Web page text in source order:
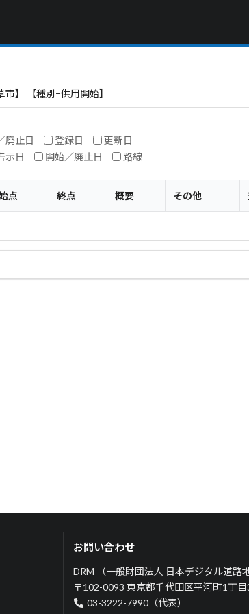
】 【種別=供用開始】
廃止日 登録日 更新日
示日 開始／廃止日 路線
点 終点 概要 その他
お問い合わせ
DRM （一般財団法人 日本デジタル道路
〒102-0093 東京都千代田区平河町1丁
03-3222-7990（代表）